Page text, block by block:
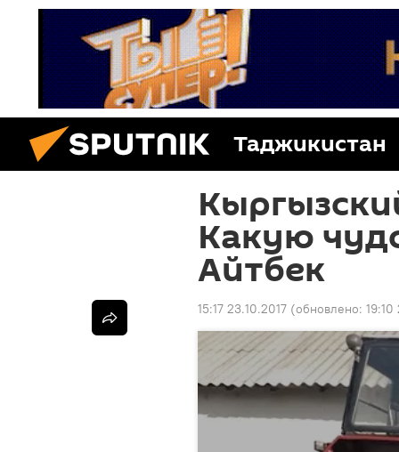
Таджикистан
Какую
Айтбек
15:17 23.10.2017 (обновлено: 19:10